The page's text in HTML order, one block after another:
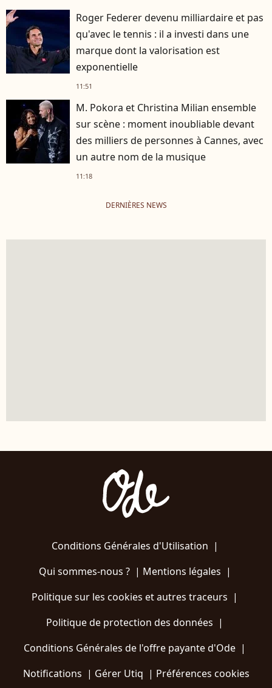
Roger Federer devenu milliardaire et pas
qu'avec le tennis : il a investi dans une
marque dont la valorisation est
exponentielle
11:51
M. Pokora et Christina Milian ensemble
sur scène : moment inoubliable devant
des milliers de personnes à Cannes, avec
un autre nom de la musique
11:18
DERNIÈRES NEWS
Conditions Générales d'Utilisation |
Qui sommes-nous ?| Mentions légales |
Politique sur les cookies et autres traceurs |
Politique de protection des données |
Conditions Générales de l'offre payante d'Ode |
Notifications | Gérer Utiq | Préférences cookies